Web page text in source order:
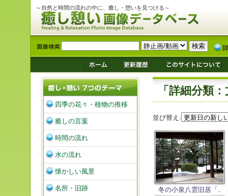
～自然と時間の流れの中に、癒し・憩いを見つける～
「詳細分類
並び替え:
冬の小泉八雲旧居「..
四季の花々・植物の推移
癒しの言葉
時間の流れ
水の流れ
懐かしい風景
名所・旧跡